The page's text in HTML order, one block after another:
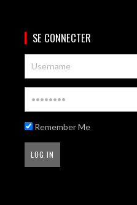
SE CONNECTER
Remember Me